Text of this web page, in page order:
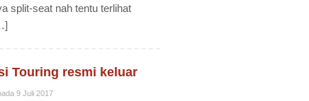
split-seat nah tentu terlihat
Touring resmi keluar
9 Juli 2017